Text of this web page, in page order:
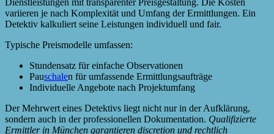
Dienstleistungen mit transparenter Preisgestaltung. Die Kosten
variieren je nach Komplexität und Umfang der Ermittlungen. Ein
Detektiv kalkuliert seine Leistungen individuell und fair.
Typische Preismodelle umfassen:
Stundensatz für einfache Observationen
Pauschalen für umfassende Ermittlungsaufträge
Individuelle Angebote nach Projektumfang
Der Mehrwert eines Detektivs liegt nicht nur in der Aufklärung,
sondern auch in der professionellen Dokumentation. Qualifizierte
Ermittler in München garantieren discretion und rechtlich